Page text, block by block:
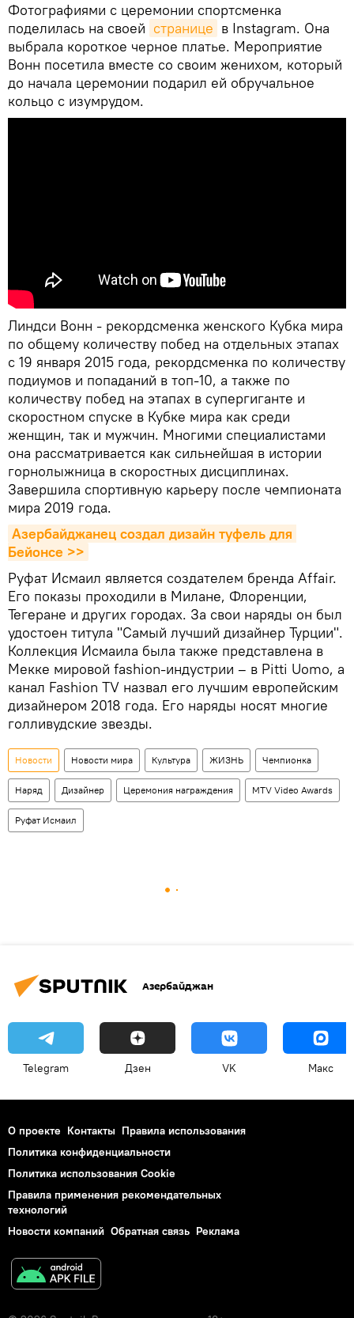
Фотографиями с церемонии спортсменка
поделилась на своей странице в Instagram. Она
выбрала короткое черное платье. Мероприятие
Вонн посетила вместе со своим женихом, который
до начала церемонии подарил ей обручальное
кольцо с изумрудом.
Линдси Вонн - рекордсменка женского Кубка мира
по общему количеству побед на отдельных этапах
с 19 января 2015 года, рекордсменка по количеству
подиумов и попаданий в топ-10, а также по
количеству побед на этапах в супергиганте и
скоростном спуске в Кубке мира как среди
женщин, так и мужчин. Многими специалистами
она рассматривается как сильнейшая в истории
горнолыжница в скоростных дисциплинах.
Завершила спортивную карьеру после чемпионата
мира 2019 года.
Азербайджанец создал дизайн туфель для
Бейонсе >>
Руфат Исмаил является создателем бренда Affair.
Его показы проходили в Милане, Флоренции,
Тегеране и других городах. За свои наряды он был
удостоен титула "Самый лучший дизайнер Турции".
Коллекция Исмаила была также представлена в
Мекке мировой fashion-индустрии – в Pitti Uomo, а
канал Fashion TV назвал его лучшим европейским
дизайнером 2018 года. Его наряды носят многие
голливудские звезды.
Новости Новости мира Культура ЖИЗНЬ Чемпионка
Наряд Дизайнер Церемония награждения MTV Video Awards
Руфат Исмаил
Азербайджан
Telegram Дзен VK Макс
О проекте Контакты Правила использования
Политика конфиденциальности
Политика использования Cookie
Правила применения рекомендательных
технологий
Новости компаний Обратная связь Реклама